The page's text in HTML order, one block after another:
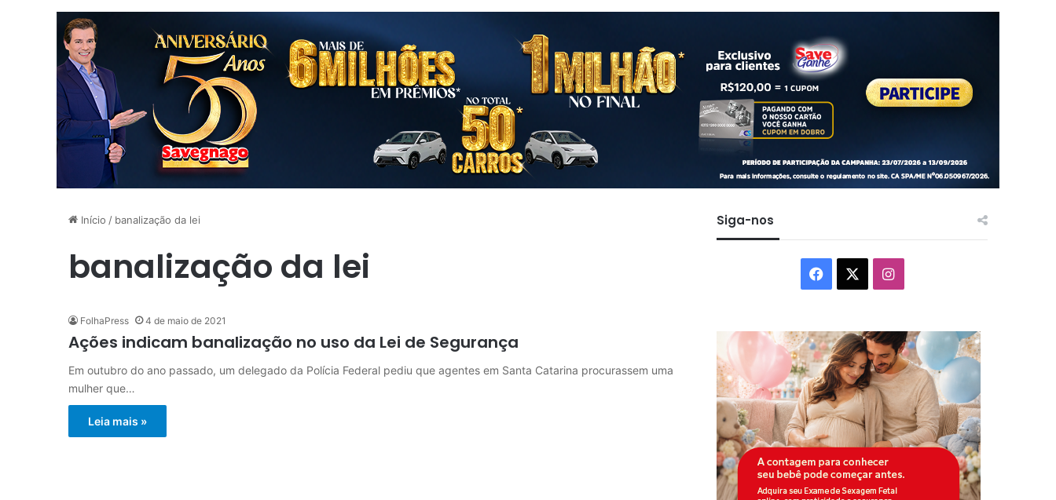
Início / banalização da lei
banalização da lei
FolhaPress 4 de maio de 2021
Ações indicam banalização no uso da Lei de Segurança
Em outubro do ano passado, um delegado da Polícia Federal pediu que agentes em Santa Catarina procurassem uma
mulher que…
Leia mais »
Siga-nos
Facebook Instagram